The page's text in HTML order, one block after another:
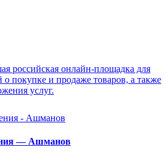
российская онлайн-площадка для
покупке и продаже товаров, а также
услуг.
— Ашманов